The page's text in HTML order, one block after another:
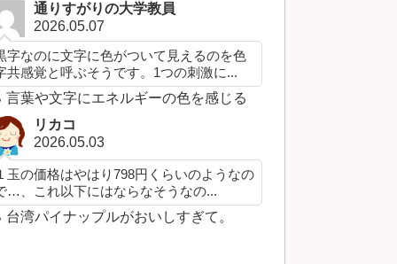
通りすがりの大学教員
2026.05.07
字なのに文字に色がついて見えるのを色
共感覚と呼ぶそうです。1つの刺激に...
言葉や文字にエネルギーの色を感じる
リカコ
2026.05.03
玉の価格はやはり798円くらいのようなの
…、これ以下にはならなそうなの...
台湾パイナップルがおいしすぎて。